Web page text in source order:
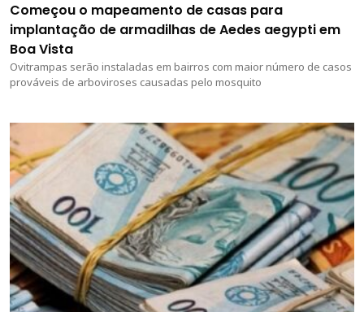
Começou o mapeamento de casas para
implantação de armadilhas de Aedes aegypti em
Boa Vista
Ovitrampas serão instaladas em bairros com maior número de casos
prováveis de arboviroses causadas pelo mosquito